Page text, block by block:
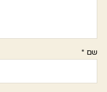
שם *